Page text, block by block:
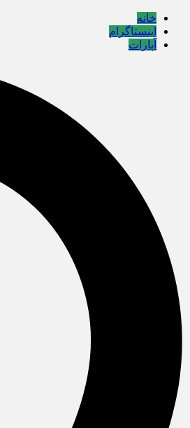
خانه
اینستاگرام
آپارات